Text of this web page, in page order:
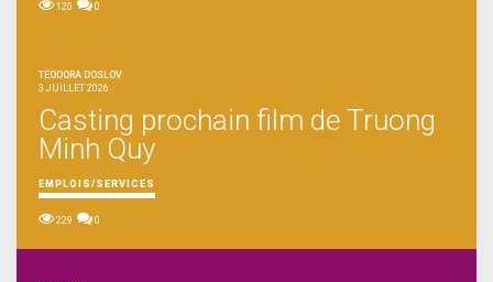
120 0
TEODORA DOSLOV
3 JUILLET 2026
Casting prochain film de Truong
Minh Quy
EMPLOIS/SERVICES
229 0